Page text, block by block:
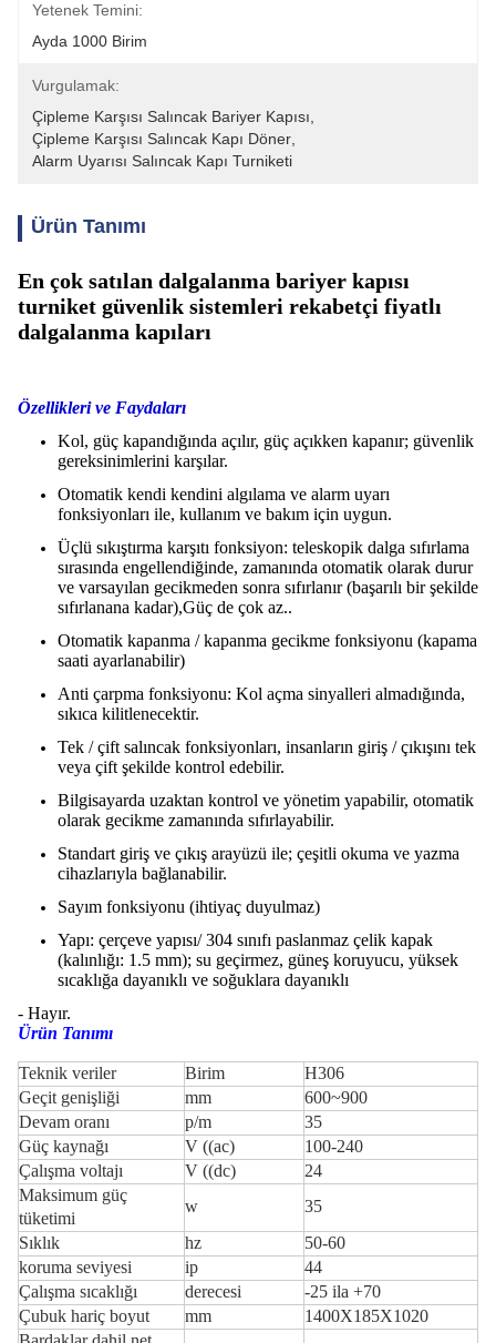
Yetenek Temini:
Ayda 1000 Birim
Vurgulamak:
Çipleme Karşısı Salıncak Bariyer Kapısı
Çipleme Karşısı Salıncak Kapı Döner
Alarm Uyarısı Salıncak Kapı Turniketi
Ürün Tanımı
En çok satılan dalgalanma bariyer kapısı
turniket güvenlik sistemleri rekabetçi fiyatlı
dalgalanma kapıları
Özellikleri ve Faydaları
Kol, güç kapandığında açılır, güç açıkken kapanır; güvenlik
gereksinimlerini karşılar.
Otomatik kendi kendini algılama ve alarm uyarı
fonksiyonları ile, kullanım ve bakım için uygun.
Üçlü sıkıştırma karşıtı fonksiyon: teleskopik dalga sıfırlama
sırasında engellendiğinde, zamanında otomatik olarak durur
ve varsayılan gecikmeden sonra sıfırlanır (başarılı bir şekilde
sıfırlanana kadar),Güç de çok az..
Otomatik kapanma / kapanma gecikme fonksiyonu (kapama
saati ayarlanabilir)
Anti çarpma fonksiyonu: Kol açma sinyalleri almadığında,
sıkıca kilitlenecektir.
Tek / çift salıncak fonksiyonları, insanların giriş / çıkışını tek
veya çift şekilde kontrol edebilir.
Bilgisayarda uzaktan kontrol ve yönetim yapabilir, otomatik
olarak gecikme zamanında sıfırlayabilir.
Standart giriş ve çıkış arayüzü ile; çeşitli okuma ve yazma
cihazlarıyla bağlanabilir.
Sayım fonksiyonu (ihtiyaç duyulmaz)
Yapı: çerçeve yapısı/ 304 sınıfı paslanmaz çelik kapak
(kalınlığı: 1.5 mm); su geçirmez, güneş koruyucu, yüksek
sıcaklığa dayanıklı ve soğuklara dayanıklı
- Hayır.
Ürün Tanımı
Teknik veriler Birim
H306
Geçit genişliği
mm
600~900
Devam oranı
p/m
35
Güç kaynağı
V ((ac)
100-240
Çalışma voltajı
V ((dc)
24
Maksimum güç
tüketimi
w
35
Sıklık
hz
50-60
koruma seviyesi
ip
44
Çalışma sıcaklığı
derecesi
-25 ila +70
Çubuk hariç boyut
mm
1400X185X1020